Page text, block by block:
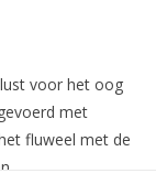
voor het oog
met
fluweel met de